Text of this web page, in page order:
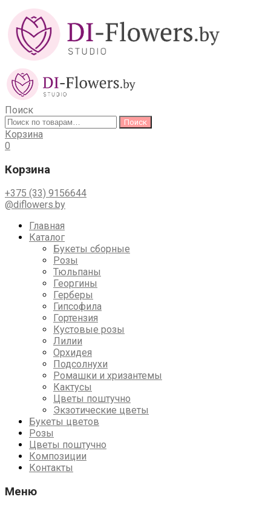
Поиск
Искать:
Поиск
Корзина
0
Корзина
+375 (33) 9156644
@diflowers.by
Skip
Главная
Каталог
Букеты сборные
Розы
Тюльпаны
Георгины
Герберы
Гипсофила
Гортензия
Кустовые розы
Лилии
Орхидея
Подсолнухи
Ромашки и хризантемы
Кактусы
Цветы поштучно
Экзотические цветы
Букеты цветов
Розы
Цветы поштучно
Композиции
Контакты
Меню